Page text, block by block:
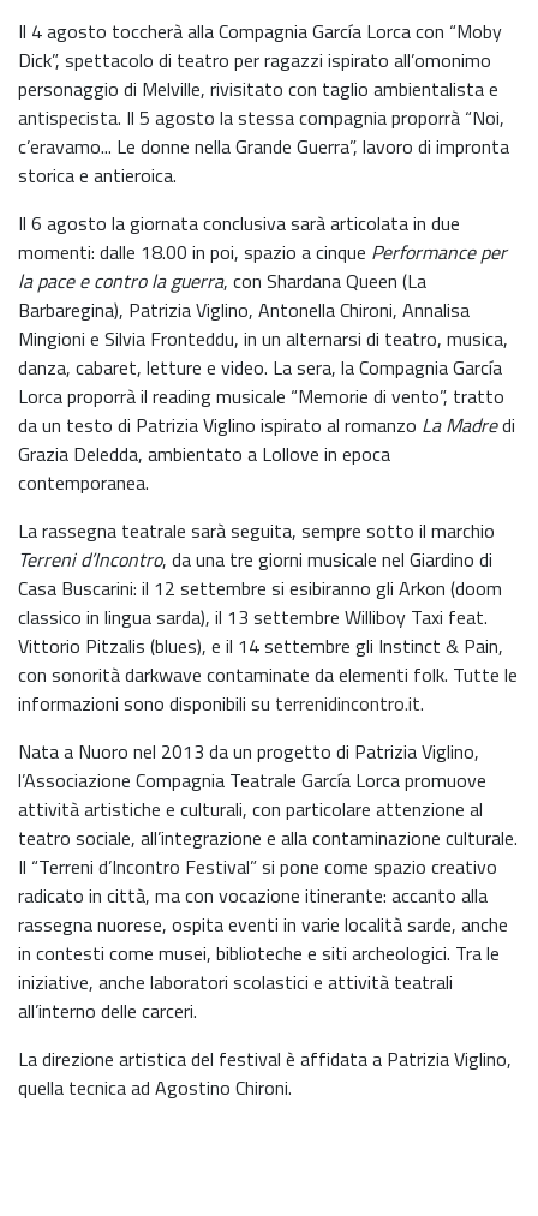
Il 4 agosto toccherà alla Compagnia García Lorca con “Moby
Dick”, spettacolo di teatro per ragazzi ispirato all’omonimo
personaggio di Melville, rivisitato con taglio ambientalista e
antispecista. Il 5 agosto la stessa compagnia proporrà “Noi,
c’eravamo... Le donne nella Grande Guerra”, lavoro di impronta
storica e antieroica.
Il 6 agosto la giornata conclusiva sarà articolata in due
momenti: dalle 18.00 in poi, spazio a cinque Performance per
la pace e contro la guerra, con Shardana Queen (La
Barbaregina), Patrizia Viglino, Antonella Chironi, Annalisa
Mingioni e Silvia Fronteddu, in un alternarsi di teatro, musica,
danza, cabaret, letture e video. La sera, la Compagnia García
Lorca proporrà il reading musicale “Memorie di vento”, tratto
da un testo di Patrizia Viglino ispirato al romanzo La Madredi
Grazia Deledda, ambientato a Lollove in epoca
contemporanea.
La rassegna teatrale sarà seguita, sempre sotto il marchio
Terreni d’Incontro, da una tre giorni musicale nel Giardino di
Casa Buscarini: il 12 settembre si esibiranno gli Arkon (doom
classico in lingua sarda), il 13 settembre Williboy Taxi feat.
Vittorio Pitzalis (blues), e il 14 settembre gli Instinct & Pain,
con sonorità darkwave contaminate da elementi folk. Tutte le
informazioni sono disponibili su terrenidincontro.it.
Nata a Nuoro nel 2013 da un progetto di Patrizia Viglino,
l’Associazione Compagnia Teatrale García Lorca promuove
attività artistiche e culturali, con particolare attenzione al
teatro sociale, all’integrazione e alla contaminazione culturale.
Il “Terreni d’Incontro Festival” si pone come spazio creativo
radicato in città, ma con vocazione itinerante: accanto alla
rassegna nuorese, ospita eventi in varie località sarde, anche
in contesti come musei, biblioteche e siti archeologici. Tra le
iniziative, anche laboratori scolastici e attività teatrali
all’interno delle carceri.
La direzione artistica del festival è affidata a Patrizia Viglino,
quella tecnica ad Agostino Chironi.